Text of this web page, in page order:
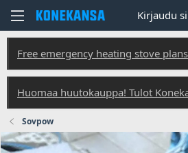
Free emergency heating stove plans
Huomaa huutokauppa! Tulot
Sovpow